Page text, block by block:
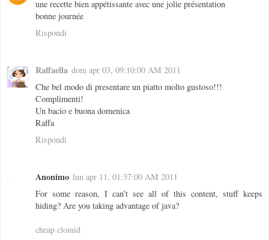
une recette bien appétissante avec une jolie présentation
bonne journée
Rispondi
Raffaella dom apr 03, 09:10:00 AM 2011
Che bel modo di presentare un piatto molto gustoso!!!
Complimenti!
Un bacio e buona domenica
Raffa
Rispondi
Anonimo lun apr 11, 01:37:00 AM 2011
For some reason, I can’t see all of this content, stuff keeps
hiding? Are you taking advantage of java?
cheap clomid